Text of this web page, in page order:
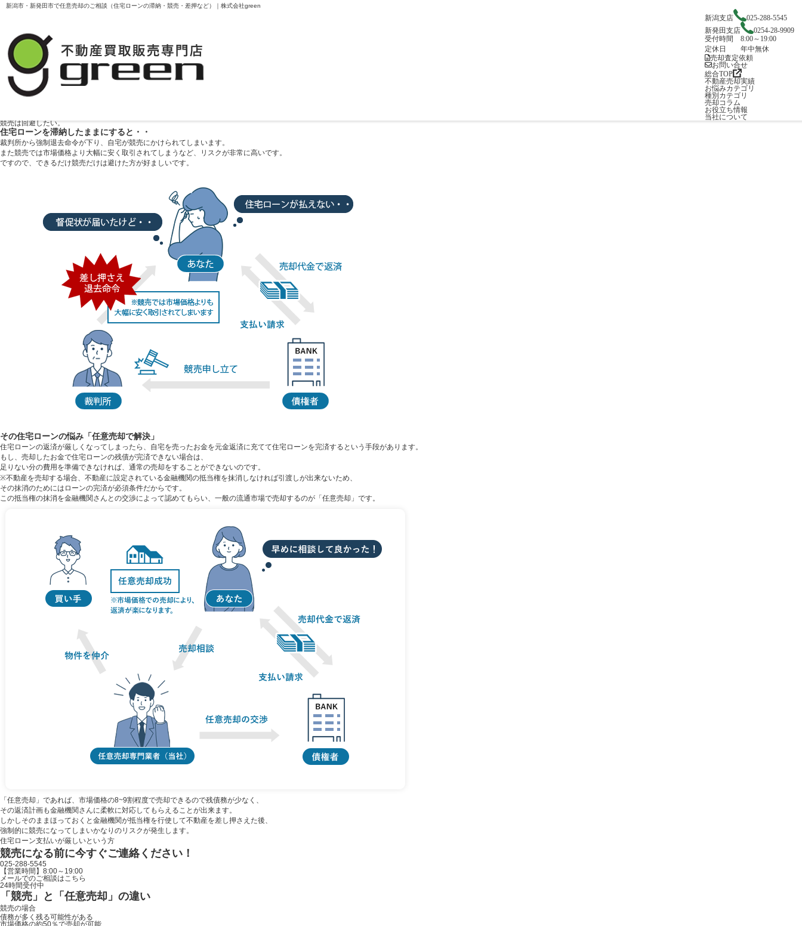
新潟市・新発田市で任意売却のご相談（住宅ローンの滞納・競売・差押など）｜株式会社green
新潟支店
025-288-5545
新発田支店
0254-28-9909
受付時間 8:00～19:00
定休日 年中無休
売却査定依頼
お問い合せ
総合TOP
不動産売却実績
お悩みカテゴリ
種別カテゴリ
売却コラム
お役立ち情報
よくある質問
当社について
住宅ローン返済が困難な方へ
お気軽にご相談下さい。
住宅ローン返済が不安になってきた方
会社が倒産やリストラで減給・・
住宅ローンが払えなくなった。
病気or事故が理由で
住宅ローンが払えなくなってしまった。
離婚することになり
残った住宅ローンをどうしよう。
競売は回避したい。
住宅ローンを滞納したままにすると・・
裁判所から強制退去命令が下り、自宅が競売にかけられてしまいます。
また競売では市場価格より大幅に安く取引されてしまうなど、リスクが非常に高いです。
ですので、できるだけ競売だけは避けた方が好ましいです。
その住宅ローンの悩み 「任意売却で解決」
住宅ローンの返済が厳しくなってしまったら、自宅を売ったお金を元金返済に充てて住宅ローンを完済するという手段があります。
もし、売却したお金で住宅ローンの残債が完済できない場合は、
足りない分の費用を準備できなければ、通常の売却をすることができないのです。
※不動産を売却する場合、不動産に設定されている金融機関の抵当権を抹消しなければ引渡しが出来ないため、
その抹消のためにはローンの完済が必須条件だからです。
この抵当権の抹消を金融機関さんとの交渉によって認めてもらい、一般の流通市場で売却するのが「任意売却」です。
「任意売却」であれば、市場価格の8~9割程度で売却できるので残債務が少なく、
その返済計画も金融機関さんに柔軟に対応してもらえることが出来ます。
しかしそのままほっておくと金融機関が抵当権を行使して不動産を差し押さえた後、
強制的に競売になってしまいかなりのリスクが発生します。
住宅ローン支払いが厳しいという方
競売になる前に今すぐご連絡ください！
025-288-5545
【営業時間】8:00～19:00
メールでのご相談はこちら
24時間受付中
「競売」と「任意売却」 の違い
競売の場合
債務が多く残る可能性がある
市場価格の約50％で売却が可能